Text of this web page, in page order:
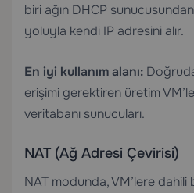
biri ağın DHCP
yoluyla kendi IP adresini alır.
En iyi kullanım alanı:
erişimi gerektiren üretim
veritabanı sunucuları.
NAT (Ağ Adresi Çevirisi)
NAT modunda, VM’lere